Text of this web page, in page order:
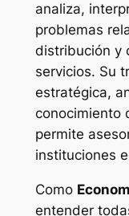
analiza,
problemas
distribución y
servicios. Su
estratégica,
conocimiento
permite
instituciones
Como
entender